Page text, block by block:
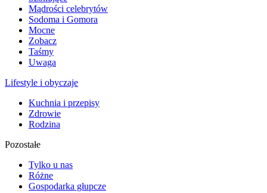
Mądrości celebrytów
Sodoma i Gomora
Mocne
Zobacz
Taśmy
Uwaga
Lifestyle i obyczaje
Kuchnia i przepisy
Zdrowie
Rodzina
Pozostałe
Tylko u nas
Różne
Gospodarka głupcze